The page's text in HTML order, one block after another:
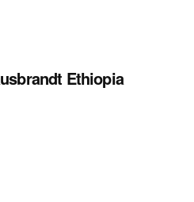
Ethiopia